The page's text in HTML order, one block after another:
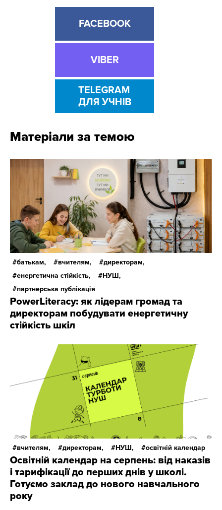
FACEBOOK
VIBER
TELEGRAM
ДЛЯ УЧНІВ
Матеріали за темою
батькам, вчителям,
директорам,
енергетична стійкість,
НУШ,
партнерська публікація
PowerLiteracy: як лідерам громад та
директорам побудувати енергетичну
стійкість шкіл
вчителям, директорам, НУШ, освітній календар
Освітній календар на серпень: від наказів
і тарифікації до перших днів у школі.
Готуємо заклад до нового навчального
року